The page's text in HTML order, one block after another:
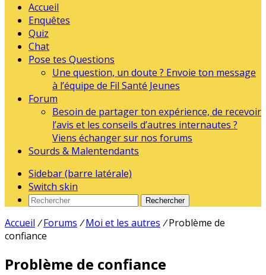
Accueil
Enquêtes
Quiz
Chat
Pose tes Questions
Une question, un doute ? Envoie ton message
à l’équipe de Fil Santé Jeunes
Forum
Besoin de partager ton expérience, de recevoir
l’avis et les conseils d’autres internautes ?
Viens échanger sur nos forums
Sourds & Malentendants
Sidebar (barre latérale)
Switch skin
Rechercher
Accueil / Forums / Moi et les autres / Problème de
confiance
Problème de confiance